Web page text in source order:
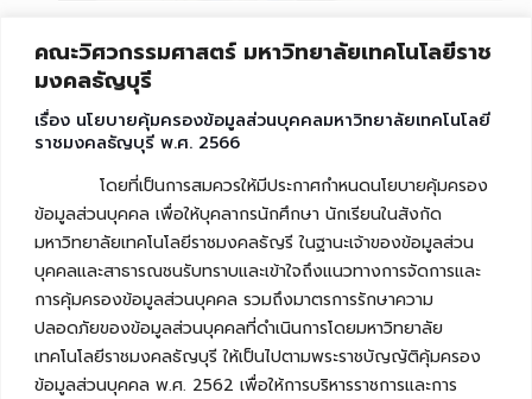
คณะวิศวกรรมศาสตร์ มหาวิทยาลัยเทคโนโลยีราช
มงคลธัญบุรี
เรื่อง นโยบายคุ้มครองข้อมูลส่วนบุคคลมหาวิทยาลัยเทคโนโลยี
ราชมงคลธัญบุรี พ.ศ. 2566
โดยที่เป็นการสมควรให้มีประกาศกำหนดนโยบายคุ้มครอง
ข้อมูลส่วนบุคคล เพื่อให้บุคลากรนักศึกษา นักเรียนในสังกัด
มหาวิทยาลัยเทคโนโลยีราชมงคลธัญรี ในฐานะเจ้าของข้อมูลส่วน
บุคคลและสาธารณชนรับทราบและเข้าใจถึงแนวทางการจัดการและ
การคุ้มครองข้อมูลส่วนบุคคล รวมถึงมาตรการรักษาความ
ปลอดภัยของข้อมูลส่วนบุคคลที่ดำเนินการโดยมหาวิทยาลัย
เทคโนโลยีราชมงคลธัญบุรี ให้เป็นไปตามพระราชบัญญัติคุ้มครอง
ข้อมูลส่วนบุคคล พ.ศ. 2562 เพื่อให้การบริหารราชการและการ